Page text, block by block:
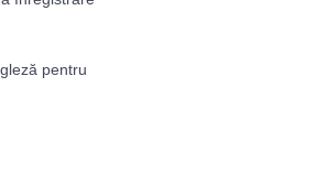
pentru